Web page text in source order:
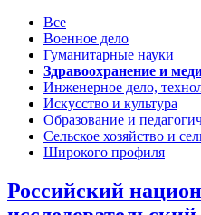
Все
Военное дело
Гуманитарные науки
Здравоохранение и
Инженерное дело,
Искусство и культура
Образование и
Сельское хозяйство и
Широкого профиля
Российский